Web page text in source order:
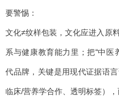
要警惕：
文化≠纹样包装，文化应进入原
系与健康教育能力里；把“中医
代品牌，关键是用现代证据语
临床/营养学合作、透明标签），